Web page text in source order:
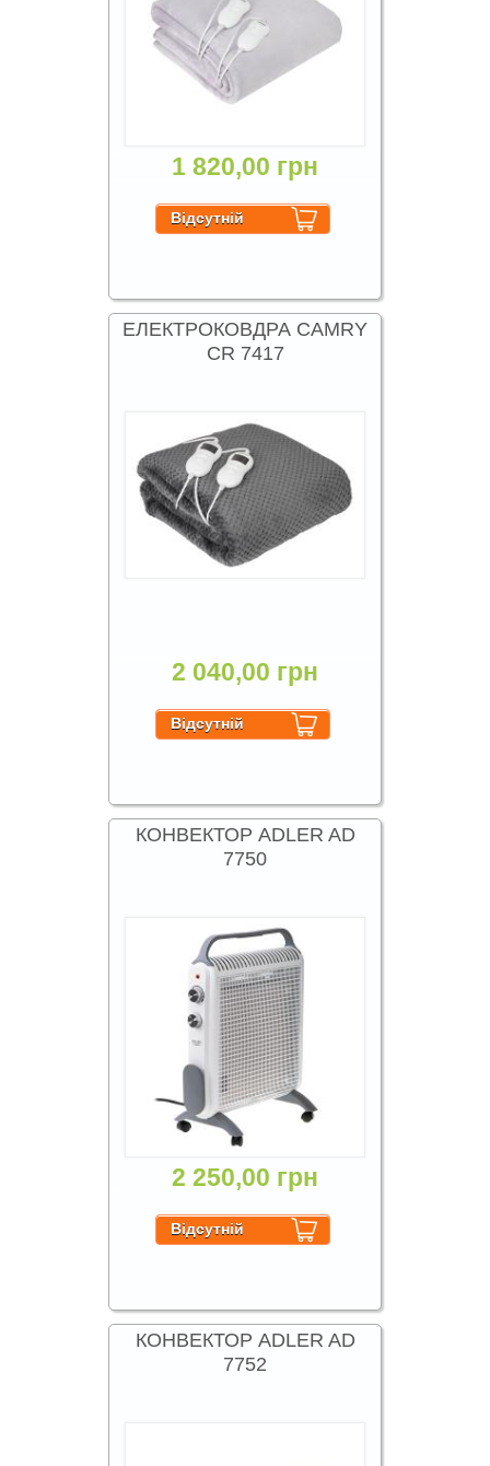
1 820,00 грн
ЕЛЕКТРОКОВДРА CAMRY
CR 7417
2 040,00 грн
КОНВЕКТОР ADLER AD
7750
2 250,00 грн
КОНВЕКТОР ADLER AD
7752